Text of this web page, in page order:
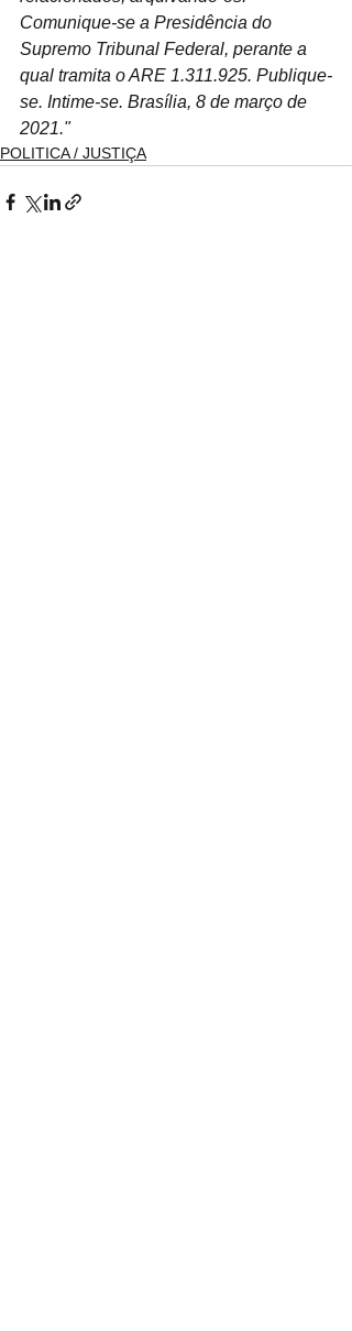
Comunique-se a Presidência do
Supremo Tribunal Federal, perante a
qual tramita o ARE 1.311.925. Publique-
se. Intime-se. Brasília, 8 de março de
2021."
POLITICA / JUSTIÇA